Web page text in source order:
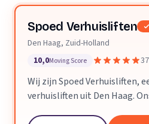
Spoed Verhuisliften
Den Haag, Zuid-Holland
10,0Moving Score
Wij zijn Spoed Verhuisliften,
verhuisliften uit Den Haag.